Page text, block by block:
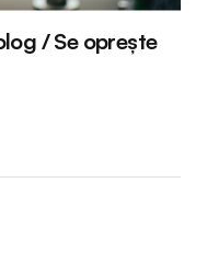
/ Se oprește